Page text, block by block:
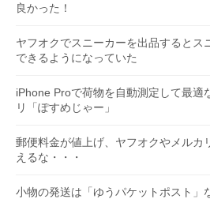
良かった！
ヤフオクでスニーカーを出品するとス
できるようになっていた
iPhone Proで荷物を自動測定して最適
リ「ぽすめじゃー」
郵便料金が値上げ、ヤフオクやメルカ
えるな・・・
小物の発送は「ゆうパケットポスト」